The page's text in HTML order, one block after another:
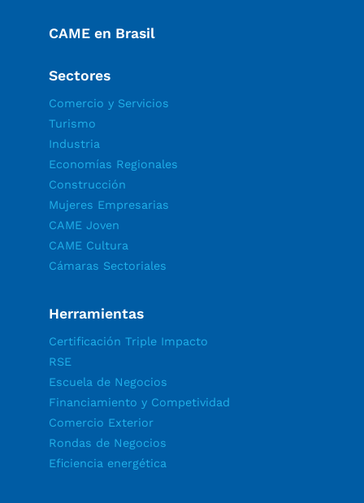
CAME en Brasil
Sectores
Comercio y Servicios
Turismo
Industria
Economías Regionales
Construcción
Mujeres Empresarias
CAME Joven
CAME Cultura
Cámaras Sectoriales
Herramientas
Certificación Triple Impacto
RSE
Escuela de Negocios
Financiamiento y Competividad
Comercio Exterior
Rondas de Negocios
Eficiencia energética